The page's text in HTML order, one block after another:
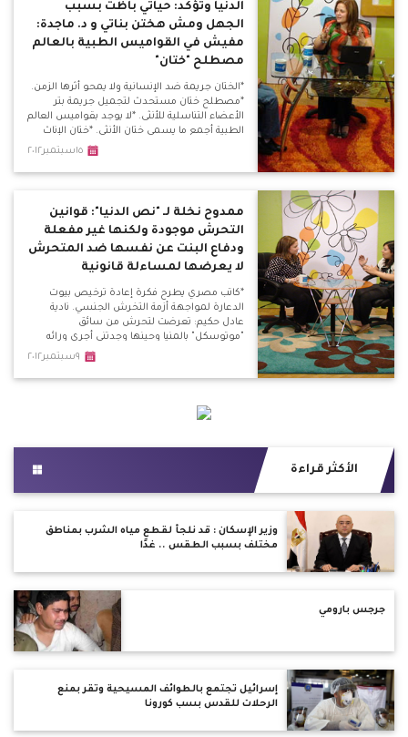
الدنيا وتؤكد: حياتي باظت بسبب
الجهل ومش هختن بناتي و د. ماجدة:
مفيش في القواميس الطبية بالعالم
مصطلح "ختان"
*الختان جريمة ضد الإنسانية ولا يمحو أثرها الزمن.
*مصطلح ختان مستحدث لتجميل جريمة بتر
الأعضاء التناسلية للأنثى. *لا يوجد بقواميس العالم
الطبية أجمع ما يسمى ختان الأنثى. *ختان الإناث
عادة إفريقية قديمة ولا أساس ديني أو طبي لها.
١٥سبتمبر٢٠١٢
ممدوح نخلة لـ "نص الدنيا": قوانين
التحرش موجودة ولكنها غير مفعلة
ودفاع البنت عن نفسها ضد المتحرش
لا يعرضها لمساءلة قانونية
*كاتب مصري يطرح فكرة إعادة ترخيص بيوت
الدعارة لمواجهة أزمة التخرش الجنسي. نادية
عادل حكيم: تعرضت لتحرش من سائق
"موتوسكل" بالمنيا وحينها وجدتني أجري ورائه
وأوسعته ضربًا. *حين توجهت للمركز لعمل
المسئولين بحجة ألا يتحول الأمر لفتنة طائفية.
٩سبتمبر٢٠١٢
الأكثر قراءة
وزير الإسكان : قد نلجأ لقطع مياه الشُرب بمناطق
مختلف بسبب الطقس .. غدًا
جرجس بارومي
إسرائيل تجتمع بالطوائف المسيحية وتقر بمنع
الرحلات للقدس بسب كورونا